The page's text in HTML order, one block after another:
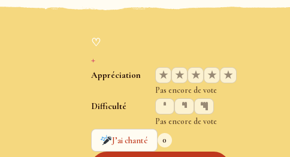
♡
+
Appréciation ★ ★ ★ ★ ★
Pas encore de vote
Difficulté
Pas encore de vote
J’ai chanté
0